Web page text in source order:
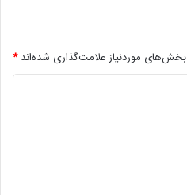
بخش‌های موردنیاز علامت‌گذاری شده‌اند*